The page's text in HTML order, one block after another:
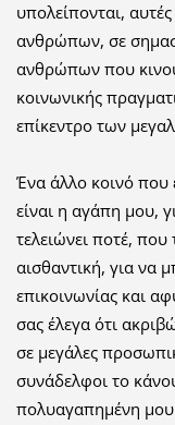
υπολείπονται, αυτές
ανθρώπων, σε
ανθρώπων που
κοινωνικής
επίκεντρο των
Ένα άλλο κοινό που
είναι η αγάπη μου,
τελειώνει ποτέ, που
αισθαντική, για να
επικοινωνίας και
σας έλεγα ότι
σε μεγάλες
συνάδελφοι το
πολυαγαπημένη